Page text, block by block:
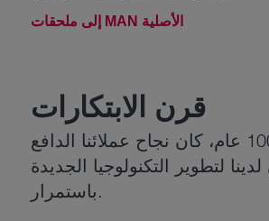
إلى ملحقات MAN الأصلية
قرن الابتكارات
لأكثر من 100 عام، كان نجاح عملائنا الدافع
لتطوير التكنولوجيا الجديدة
باستمرار.